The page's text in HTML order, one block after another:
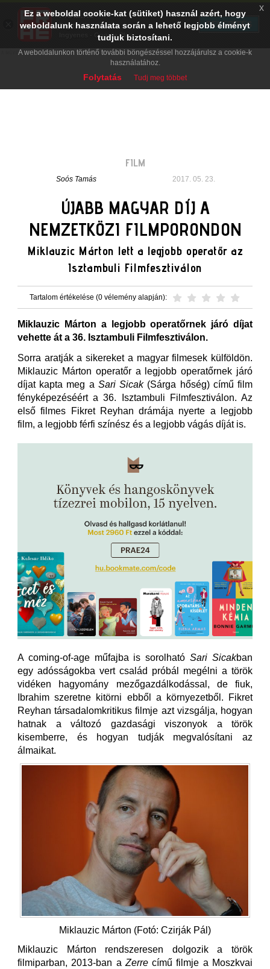
FILM
Soós Tamás 2017. 05. 23.
ÚJABB MAGYAR DÍJ A
NEMZETKÖZI FILMPORONDON
Miklauzic Márton lett a legjobb operatőr az
Isztambuli Filmfesztiválon
Tartalom értékelése (0 vélemény alapján):
Miklauzic Márton a legjobb operatőrnek járó díjat
vehette át a 36. Isztambuli Filmfesztiválon.
Sorra aratják a sikereket a magyar filmesek külföldön.
Miklauzic Márton operatőr a legjobb operatőrnek járó
díjat kapta meg a Sari Sicak(Sárga hőség) című film
fényképezéséért a 36. Isztambuli Filmfesztiválon. Az
első filmes Fikret Reyhan drámája nyerte a legjobb
film, a legjobb férfi színész és a legjobb vágás díját is.
A coming-of-age műfajba is sorolhatóSari Sicakban
egy adósságokba vert család próbál megélni a török
vidéken hagyomány mezőgazdálkodással, de fiuk,
Ibrahim szeretne kitörni ebből a környezetből. Fikret
Reyhan társadalomkritikus filmje azt vizsgálja, hogyan
hatnak a változó gazdasági viszonyok a török
kisemberre, és hogyan tudják megvalósítani az
álmaikat.
Miklauzic Márton (Fotó: Czirják Pál)
Miklauzic Márton rendszeresen dolgozik a török
filmiparban, 2013-ban a Zerrecímű filmje a Moszkvai
Ez a weboldal cookie-kat (sütiket) használ azért, hogy
weboldalunk használata során a lehető legjobb élményt
tudjuk biztosítani.
A weboldalunkon történő további böngészéssel hozzájárulsz a cookie-k
használatához.
Folytatás Tudj meg többet
x
PRAE.HU
Digital Evolution
Ingyenes - Google Play
TELEPÍTÉS